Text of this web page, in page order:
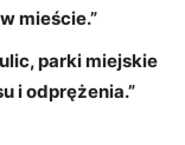
‍mieście.”
parki miejskie
i odprężenia.”